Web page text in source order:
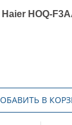
HOQ-
В